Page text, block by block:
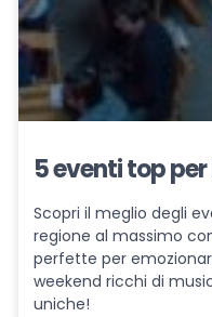
5 eventi top
Scopri il meglio degli
regione al massimo
perfette per
weekend ricchi di
uniche!